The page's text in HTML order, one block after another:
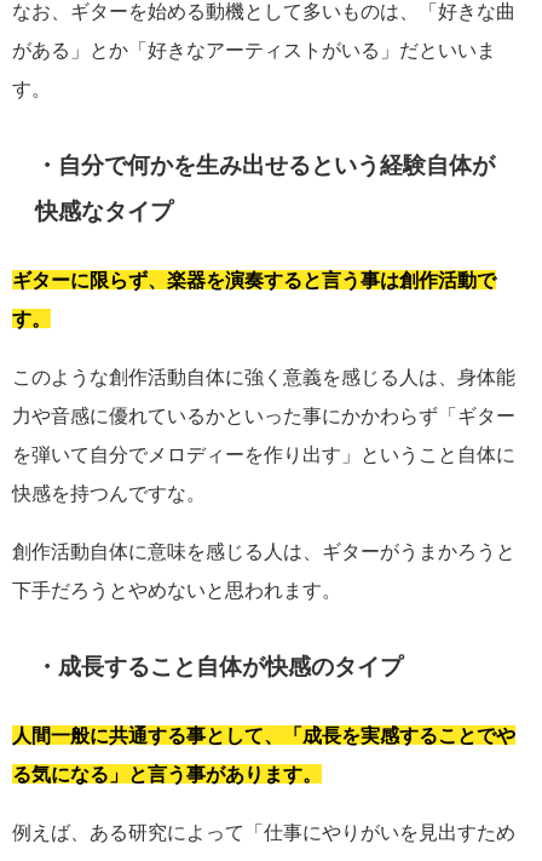
なお、ギターを始める動機として多いものは、「好きな曲
がある」とか「好きなアーティストがいる」だといいま
す。
・自分で何かを生み出せるという経験自体が
快感なタイプ
ギターに限らず、楽器を演奏すると言う事は創作活動で
す。
このような創作活動自体に強く意義を感じる人は、身体能
力や音感に優れているかといった事にかかわらず「ギター
を弾いて自分でメロディーを作り出す」ということ自体に
快感を持つんですな。
創作活動自体に意味を感じる人は、ギターがうまかろうと
下手だろうとやめないと思われます。
・成長すること自体が快感のタイプ
人間一般に共通する事として、「成長を実感することでや
る気になる」と言う事があります。
例えば、ある研究によって「仕事にやりがいを見出すため